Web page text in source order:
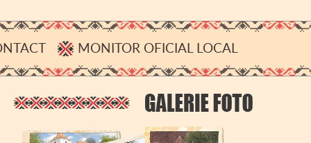
CONFIDENȚIALITATE
DESPRE COOKIE-URI
MONITOR OFICIAL LOCAL